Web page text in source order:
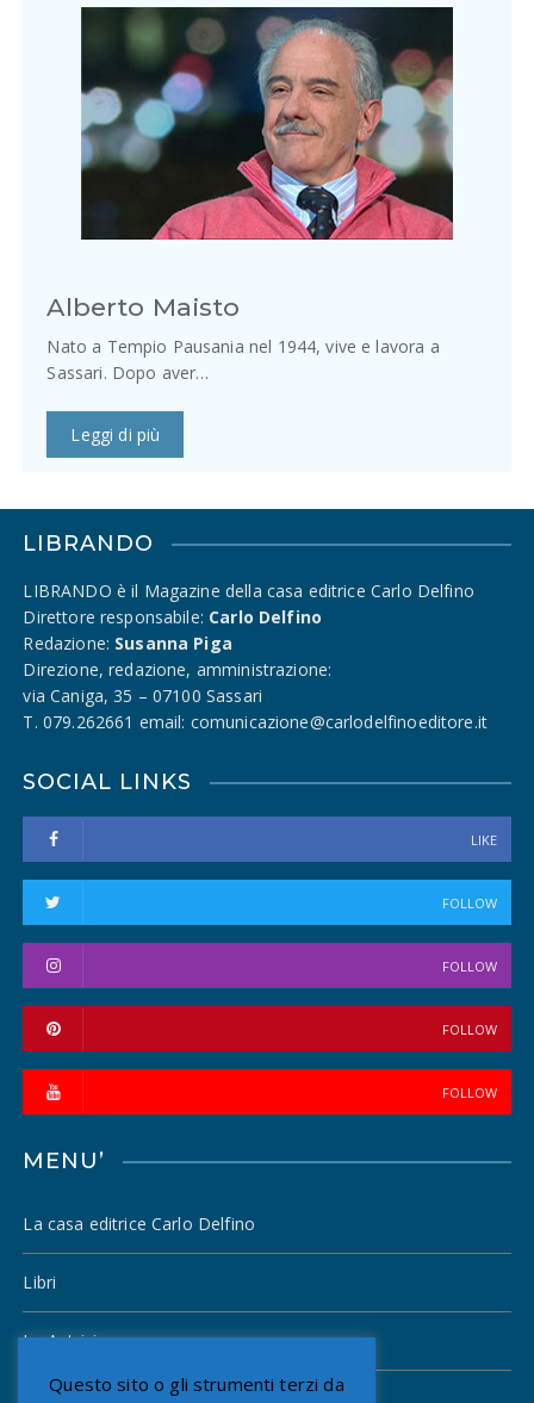
Alberto Maisto
Nato a Tempio Pausania nel 1944, vive e lavora a
Sassari. Dopo aver…
Leggi di più
LIBRANDO
LIBRANDO è il Magazine della casa editrice Carlo Delfino
Direttore responsabile: Carlo Delfino
Redazione: Susanna Piga
Direzione, redazione, amministrazione:
via Caniga, 35 – 07100 Sassari
T. 079.262661 email: comunicazione@carlodelfinoeditore.it
SOCIAL LINKS
LIKE
FOLLOW
FOLLOW
FOLLOW
FOLLOW
MENU’
La casa editrice Carlo Delfino
Libri
Le Autrici
Questo sito o gli strumenti terzi da